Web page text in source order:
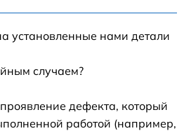
установленные нами детали
случаем?
дефекта, который
работой (например,